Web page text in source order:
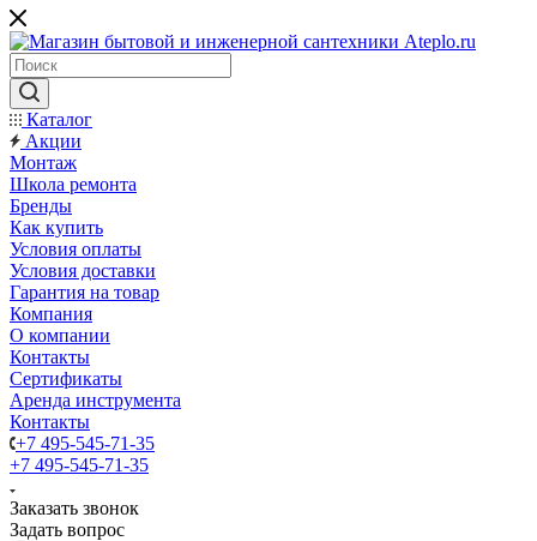
Каталог
Акции
Монтаж
Школа ремонта
Бренды
Как купить
Условия оплаты
Условия доставки
Гарантия на товар
Компания
О компании
Контакты
Сертификаты
Аренда инструмента
Контакты
+7 495-545-71-35
+7 495-545-71-35
Заказать звонок
Задать вопрос